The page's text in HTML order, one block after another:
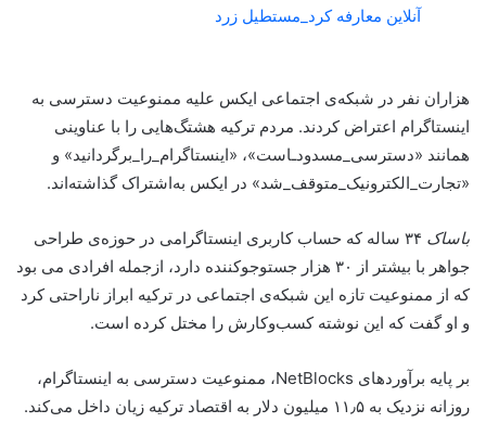
آنلاین معارفه کرد_مستطیل زرد
هزاران نفر در شبکه‌ی اجتماعی ایکس علیه ممنوعیت دسترسی به
اینستاگرام اعتراض کردند. مردم ترکیه هشتگ‌هایی را با عناوینی
همانند «دسترسی_مسدودـاست»، «اینستاگرام_را_برگردانید» و
«تجارت_الکترونیک_متوقف_شد» در ایکس به‌اشتراک گذاشته‌اند.
باساک
۳۴ ساله که حساب کاربری اینستاگرامی در حوزه‌ی طراحی
جواهر با بیشتر از ۳۰ هزار جستوجو‌کننده دارد، ازجمله افرادی می بود
که از ممنوعیت تازه این شبکه‌ی اجتماعی در ترکیه ابراز ناراحتی کرد
و او گفت که این نوشته کسب‌وکارش را مختل کرده است.
بر پایه برآوردهای NetBlocks، ممنوعیت دسترسی به اینستاگرام،
روزانه نزدیک به ۱۱٫۵ میلیون دلار به اقتصاد ترکیه زیان داخل می‌کند.